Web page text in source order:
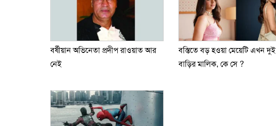
বর্ষীয়ান অভিনেতা প্রদীপ রাওয়াত আর
নেই
বস্তিতে বড় হওয়া মেয়েটি এখন দুই
বাড়ির মালিক, কে সে ?